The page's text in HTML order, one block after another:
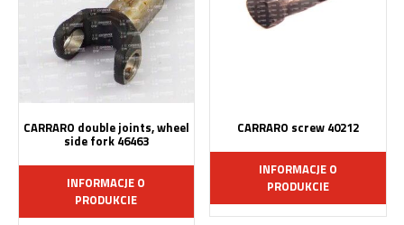
CARRARO double joints, wheel
side fork 46463
INFORMACJE O
PRODUKCIE
CARRARO screw 40212
INFORMACJE O
PRODUKCIE